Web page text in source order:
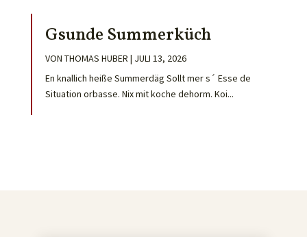
Gsunde Summerküch
VON THOMAS HUBER | JULI 13, 2026
En knallich heiße Summerdäg Sollt mer s´ Esse de
Situation orbasse. Nix mit koche dehorm. Koi...